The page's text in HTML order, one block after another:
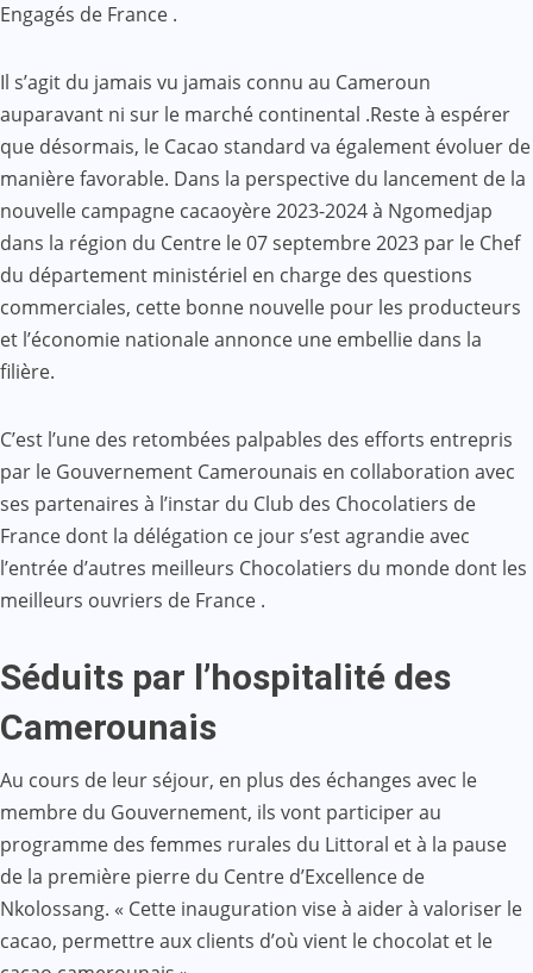
Engagés de France .
Il s’agit du jamais vu jamais connu au Cameroun
auparavant ni sur le marché continental .Reste à espérer
que désormais, le Cacao standard va également évoluer de
manière favorable. Dans la perspective du lancement de la
nouvelle campagne cacaoyère 2023-2024 à Ngomedjap
dans la région du Centre le 07 septembre 2023 par le Chef
du département ministériel en charge des questions
commerciales, cette bonne nouvelle pour les producteurs
et l’économie nationale annonce une embellie dans la
filière.
C’est l’une des retombées palpables des efforts entrepris
par le Gouvernement Camerounais en collaboration avec
ses partenaires à l’instar du Club des Chocolatiers de
France dont la délégation ce jour s’est agrandie avec
l’entrée d’autres meilleurs Chocolatiers du monde dont les
meilleurs ouvriers de France .
Séduits par l’hospitalité des
Camerounais
Au cours de leur séjour, en plus des échanges avec le
membre du Gouvernement, ils vont participer au
programme des femmes rurales du Littoral et à la pause
de la première pierre du Centre d’Excellence de
Nkolossang. « Cette inauguration vise à aider à valoriser le
cacao, permettre aux clients d’où vient le chocolat et le